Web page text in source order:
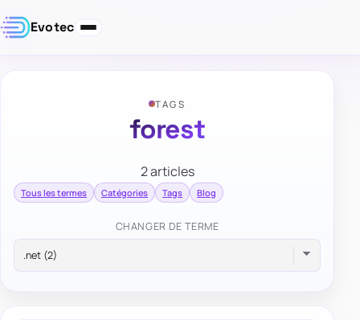
Evotec
TAGS
forest
2 articles
Tous les termes Catégories Tags Blog
CHANGER DE TERME